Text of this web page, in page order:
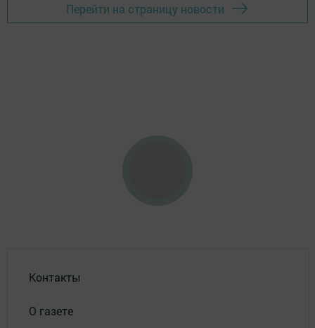
Перейти на страницу новости
Контакты
О газете